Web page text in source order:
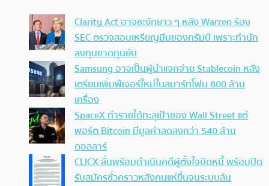
Clarity Act อาจชะงักยาว ๆ หลัง Warren ร้อง
SEC ตรวจสอบเหรียญมีมของทรัมป์ เพราะทำนัก
ลงทุนขาดทุนยับ
Samsung อาจเป็นผู้นำแจกจ่าย Stablecoin หลัง
เตรียมเพิ่มฟีเจอร์ใหม่ในสมาร์ทโฟน 800 ล้าน
เครื่อง
SpaceX ทำรายได้ทะลุเป้าของ Wall Street แต่
พอร์ต Bitcoin มีมูลค่าลดลงกว่า 540 ล้าน
ดอลลาร์
CLICX ลั่นพร้อมดำเนินคดีผู้ตั้งใจบิดหนี้ พร้อมปิด
รับสมัครชั่วคราวหลังคนแห่ยื่นจนระบบล้น